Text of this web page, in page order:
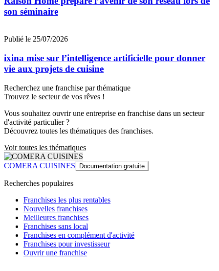
son séminaire
Publié le 25/07/2026
ixina mise sur l’intelligence artificielle pour donner
vie aux projets de cuisine
Recherchez une franchise par thématique
Trouvez le secteur de vos rêves !
Vous souhaitez ouvrir une entreprise en franchise dans un secteur
d'activité particulier ?
Découvrez toutes les thématiques des franchises.
Voir toutes les thématiques
COMERA CUISINES Documentation gratuite
Recherches populaires
Franchises les plus rentables
Nouvelles franchises
Meilleures franchises
Franchises sans local
Franchises en complément d'activité
Franchises pour investisseur
Ouvrir une franchise